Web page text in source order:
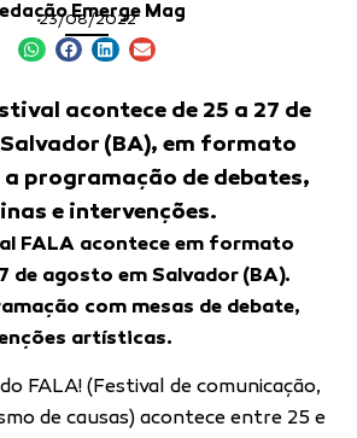
Emerge Mag
23/08/2022
acontece de 25 a 27 de
(BA), em formato
a programação de debates,
e intervenções.
FALA acontece em formato
de agosto em Salvador (BA).
com mesas de debate,
artísticas.
FALA! (Festival de comunicação,
de causas) acontece entre 25 e